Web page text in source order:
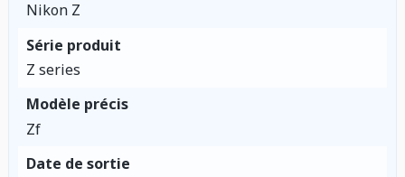
Nikon Z
Série produit
Z series
Modèle précis
Zf
Date de sortie